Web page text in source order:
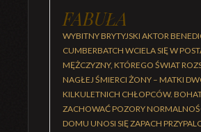
FABUŁA
WYBITNY BRYTYJSKI AKTOR
CUMBERBATCH WCIELA SIĘ W
MĘŻCZYZNY, KTÓREGO ŚWIAT
NAGŁEJ ŚMIERCI ŻONY – MATKI
KILKULETNICH CHŁOPCÓW.
ZACHOWAĆ POZORY
DOMU UNOSI SIĘ ZAPACH